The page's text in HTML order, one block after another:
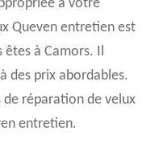
à votre
Queven entretien est
êtes à Camors. Il
des prix abordables.
réparation de velux
entretien.